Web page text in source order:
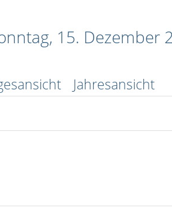
15. Dezember
Jahresansicht